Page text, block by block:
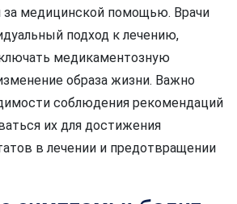
за медицинской помощью. Врачи
подход к лечению,
медикаментозную
образа жизни. Важно
соблюдения рекомендаций
их для достижения
в лечении и предотвращении